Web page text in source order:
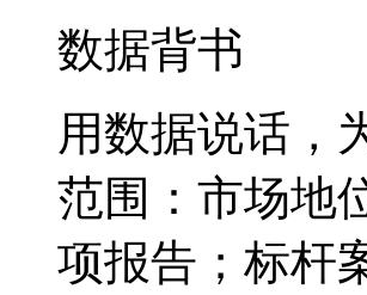
数据背书
用数据说话，
范围：市场地
项报告；标杆